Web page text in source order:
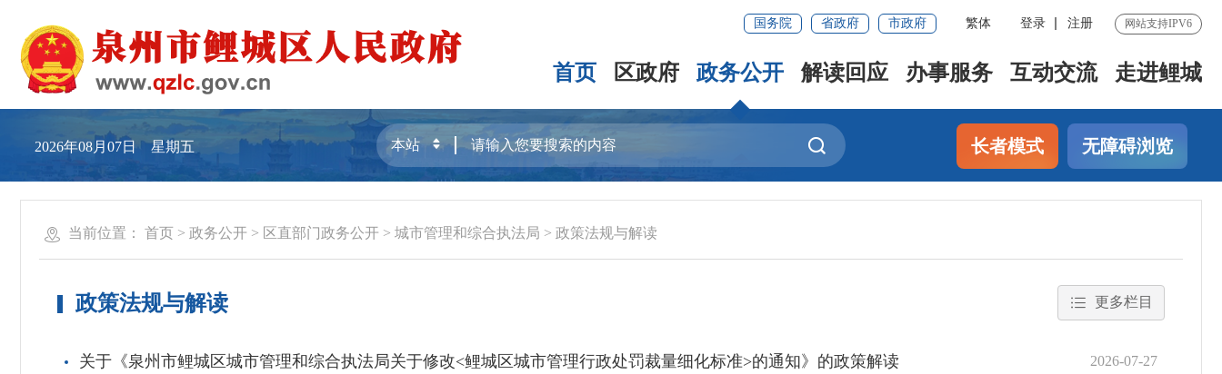
国务院 省政府 市政府 繁体 登录 注册 网站支持IPV6
首页 区政府 政务公开 解读回应 办事服务 互动交流 走进鲤城
2026年08月07日 星期五 长者模式 无障碍浏览
当前位置： 首页 > 政务公开 > 区直部门政务公开 > 城市管理和综合执法局 > 政策法规与解读
政策法规与解读 更多栏目
关于《泉州市鲤城区城市管理和综合执法局关于修改<鲤城区城市管理行政处罚裁量细化标准>的通知》的政策解读 2026-07-27